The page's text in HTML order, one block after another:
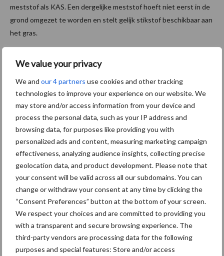
We value your privacy
We and our 4 partners use cookies and other tracking
technologies to improve your experience on our website. We
may store and/or access information from your device and
process the personal data, such as your IP address and
browsing data, for purposes like providing you with
personalized ads and content, measuring marketing campaign
effectiveness, analyzing audience insights, collecting precise
geolocation data, and product development. Please note that
your consent will be valid across all our subdomains. You can
change or withdraw your consent at any time by clicking the
“Consent Preferences” button at the bottom of your screen.
We respect your choices and are committed to providing you
with a transparent and secure browsing experience. The
third-party vendors are processing data for the following
purposes and special features: Store and/or access
meststof als KAS. Een dergelijke meststof hoeft niet eerst in de
grond omgezet te worden en stelt gelijk stikstof beschikbaar aan
het gras.
voor maximaal rendement te bepalen is er de gratis
Weather App .
Aanbevolen voor jou!
Van onze partner OCI Agro
Weet u al wat u komend
seizoen gaat strooien?
Nu al nadenken over
meststofkeuze volgend
seizoen!